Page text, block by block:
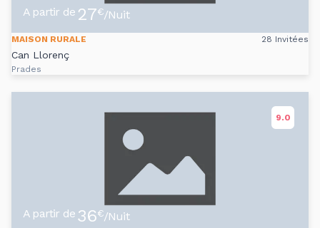
A partir de 27€/Nuit
MAISON RURALE 28 Invitées
Can Llorenç
Prades
9.0
A partir de 36€/Nuit